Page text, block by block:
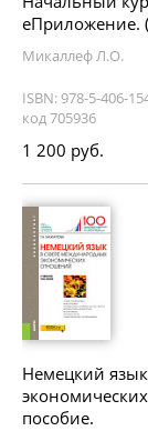
еПриложение.
Микаллеф Л.О.
ISBN: 978-5-406-
код 705936
1 200 руб.
Немецкий
пособие.